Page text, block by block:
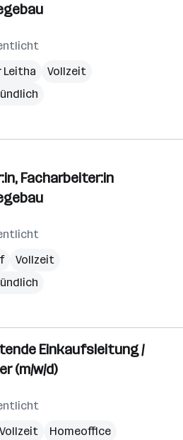
Leitha
Vollzeit
Facharbeiter:in
Vollzeit
Einkaufsleitung /
(m/w/d)
Vollzeit
Homeoffice